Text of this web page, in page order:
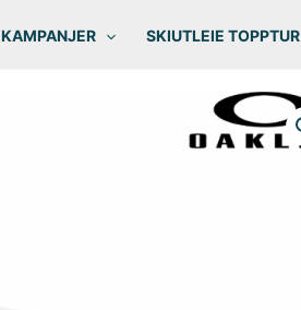
KAMPANJER SKIUTLEIE TOPPTUR